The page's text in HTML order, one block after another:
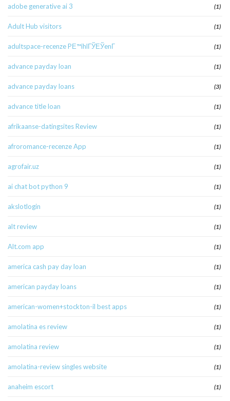
adobe generative ai 3 (1)
Adult Hub visitors (1)
adultspace-recenze PЕ™ihlГЎЕЎenГ­ (1)
advance payday loan (1)
advance payday loans (3)
advance title loan (1)
afrikaanse-datingsites Review (1)
afroromance-recenze App (1)
agrofair.uz (1)
ai chat bot python 9 (1)
akslotlogin (1)
alt review (1)
Alt.com app (1)
america cash pay day loan (1)
american payday loans (1)
american-women+stockton-il best apps (1)
amolatina es review (1)
amolatina review (1)
amolatina-review singles website (1)
anaheim escort (1)